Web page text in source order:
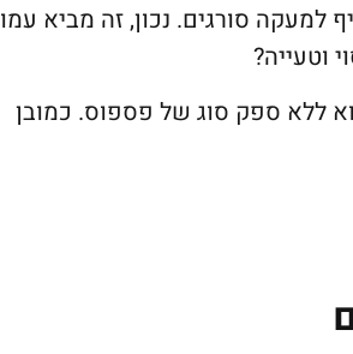
למעקה סורגים. נכון, זה מביא עמו
וטעייה?
ללא ספק סוג של פספוס. כמובן